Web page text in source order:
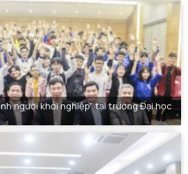
người khởi nghiệp” tại trường Đại học